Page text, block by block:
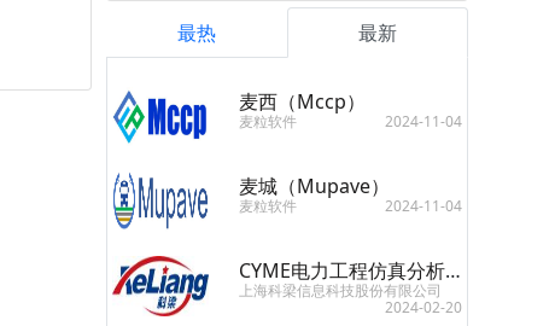
最热 最新
麦西（Mccp）
麦粒软件 2024-11-04
麦城（Mupave）
麦粒软件 2024-11-04
CYME电力工程仿真分析软件
上海科梁信息科技股份有限公司
2024-02-20